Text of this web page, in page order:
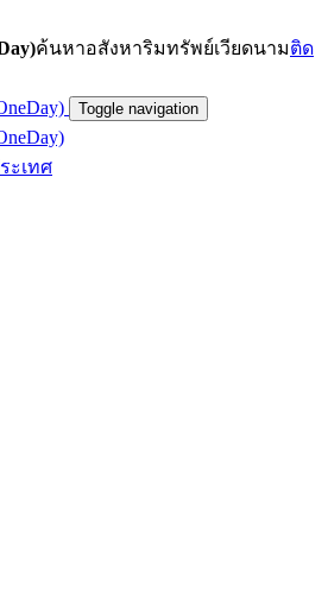
ค้นหาอสังหาริมทรัพย์เวียดนามติด
Toggle navigation
ะเทศ